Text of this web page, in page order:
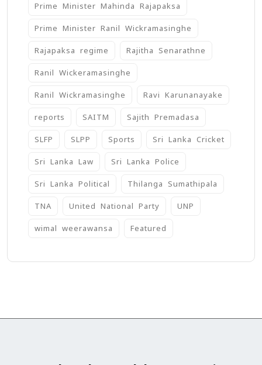
Prime Minister Mahinda Rajapaksa
Prime Minister Ranil Wickramasinghe
Rajapaksa regime Rajitha Senarathne
Ranil Wickeramasinghe
Ranil Wickramasinghe Ravi Karunanayake
reports SAITM Sajith Premadasa
SLFP SLPP Sports Sri Lanka Cricket
Sri Lanka Law Sri Lanka Police
Sri Lanka Political Thilanga Sumathipala
TNA United National Party UNP
wimal weerawansa ‍Featured